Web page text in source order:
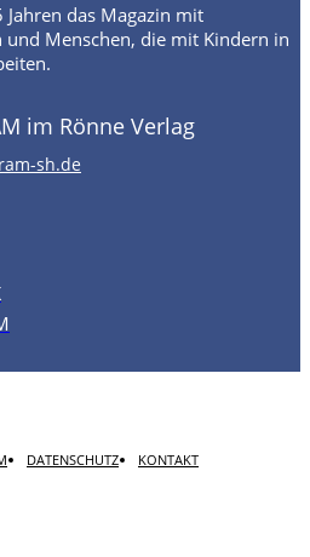
das Magazin mit
Menschen, die mit Kindern in
im Rönne Verlag
sh.de
DATENSCHUTZ KONTAKT